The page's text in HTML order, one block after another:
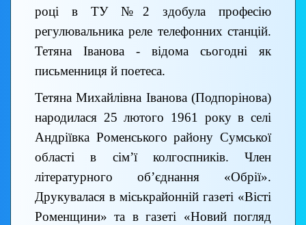
році в ТУ №2 здобула професію
регулювальника реле телефонних станцій.
Тетяна Іванова - відома сьогодні як
письменниця й поетеса.
Тетяна Михайлівна Іванова (Подпорінова)
народилася 25 лютого 1961 року в селі
Андріївка Роменського району Сумської
області в сім’ї колгоспників. Член
літературного об’єднання «Обрії».
Друкувалася в міськрайонній газеті «Вісті
Роменщини» та в газеті «Новий погляд